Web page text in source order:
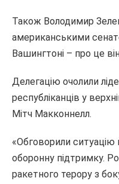
Також Володимир
американськими
Вашингтоні – про це
Делегацію очолили
республіканців у
Мітч Макконнелл.
«Обговорили ситуацію
оборонну підтримку.
ракетного терору з